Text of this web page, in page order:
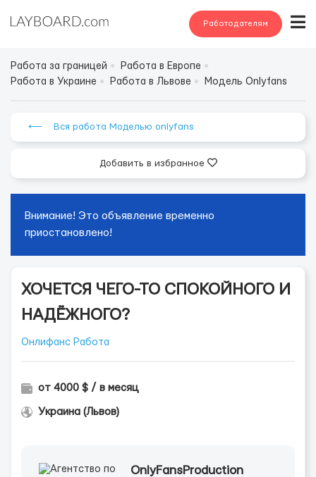
Работодателям
Работа за границей
Работа в Европе
Работа в Украине
Работа в Львове Модель Onlyfans
⟵ Вся работа Моделью onlyfans
Добавить в избранное
Внимание! Это объявление временно
приостановлено!
ХОЧЕТСЯ ЧЕГО-ТО СПОКОЙНОГО И
НАДЁЖНОГО?
Онлифанс Работа
от 4000 $ / в месяц
Украина (Львов)
OnlyFansProduction